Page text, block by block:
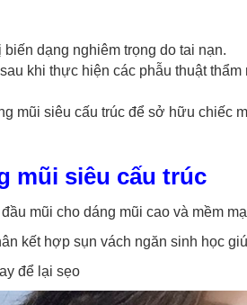
dạng nghiêm trọng do tai nạn.
khi thực hiện các phẫu thuật
mũi siêu cấu trúc để sở hữu chiếc
mũi siêu cấu trúc
mũi cho dáng mũi cao và mềm
kết hợp sụn vách ngăn sinh học
để lại sẹo